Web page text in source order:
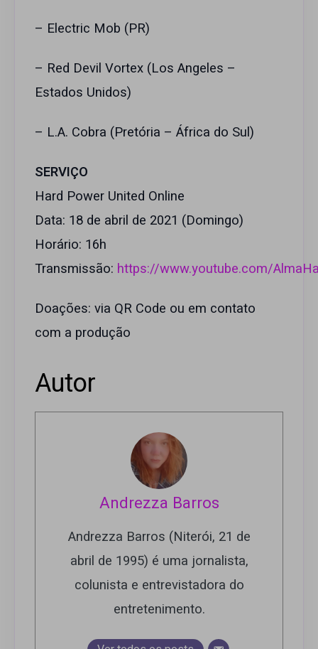
– Electric Mob (PR)
– Red Devil Vortex (Los Angeles –
Estados Unidos)
– L.A. Cobra (Pretória – África do Sul)
SERVIÇO
Hard Power United Online
Data: 18 de abril de 2021 (Domingo)
Horário: 16h
Transmissão: https://www.youtube.com/
Doações: via QR Code ou em contato
com a produção
Autor
Andrezza Barros
Andrezza Barros (Niterói, 21 de
abril de 1995) é uma jornalista,
colunista e entrevistadora do
entretenimento.